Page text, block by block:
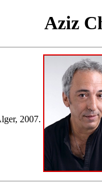
Aziz
2007.